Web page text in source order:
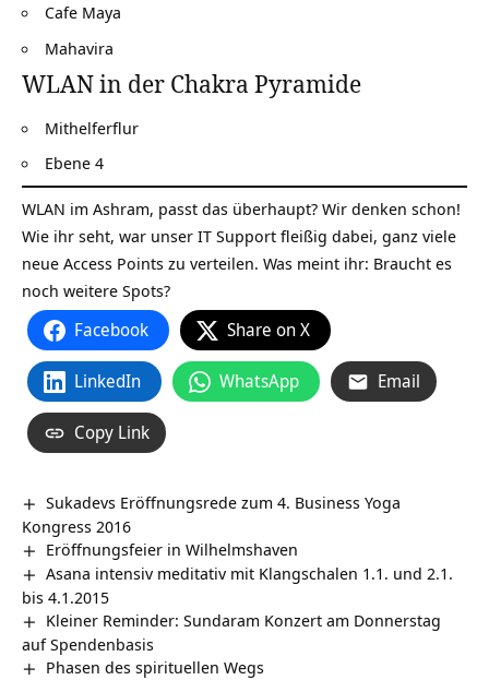
Cafe Maya
Mahavira
WLAN in der Chakra Pyramide
Mithelferflur
Ebene 4
WLAN im Ashram, passt das überhaupt? Wir denken schon!
Wie ihr seht, war unser IT Support fleißig dabei, ganz viele
neue Access Points zu verteilen. Was meint ihr: Braucht es
noch weitere Spots?
Facebook Share on X
LinkedIn WhatsApp Email
Copy Link
Sukadevs Eröffnungsrede zum 4. Business Yoga
Kongress 2016
Eröffnungsfeier in Wilhelmshaven
Asana intensiv meditativ mit Klangschalen 1.1. und 2.1.
bis 4.1.2015
Kleiner Reminder: Sundaram Konzert am Donnerstag
auf Spendenbasis
Phasen des spirituellen Wegs